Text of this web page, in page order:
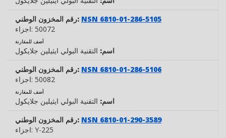
رقم المخزون الوطني: NSN 6810-01-286-5105
اجزاء: 50072
أضف للمقارنة
اسم: التقنية البولي ايثيلين جلايكول
رقم المخزون الوطني: NSN 6810-01-286-5106
اجزاء: 50082
أضف للمقارنة
اسم: التقنية البولي ايثيلين جلايكول
رقم المخزون الوطني: NSN 6810-01-290-3589
اجزاء: Y-225